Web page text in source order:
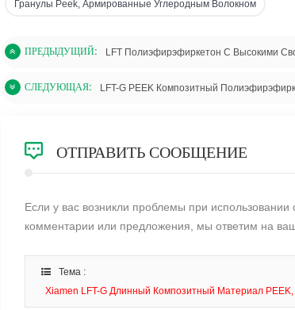
Гранулы Peek, Армированные Углеродным Волокном
ПРЕДЫДУЩИЙ:
СЛЕДУЮЩАЯ: LFT-G PEEK Композитный
ОТПРАВИТЬ СООБЩЕНИЕ
Если у вас возникли проблемы при
комментарии или предложения, мы ответим на
Тема :
Xiamen LFT-G Длинный Композитный Материал